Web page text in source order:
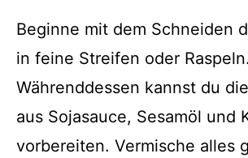
Beginne mit dem Schneiden
in feine Streifen oder Raspeln.
Währenddessen kannst du
aus Sojasauce, Sesamöl und
vorbereiten. Vermische alles